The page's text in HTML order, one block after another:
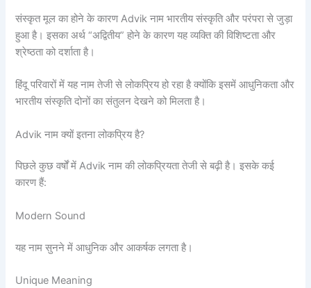
संस्कृत मूल का होने के कारण Advik नाम भारतीय संस्कृति और परंपरा से जुड़ा
हुआ है। इसका अर्थ “अद्वितीय” होने के कारण यह व्यक्ति की विशिष्टता और
श्रेष्ठता को दर्शाता है।
हिंदू परिवारों में यह नाम तेजी से लोकप्रिय हो रहा है क्योंकि इसमें आधुनिकता और
भारतीय संस्कृति दोनों का संतुलन देखने को मिलता है।
Advik नाम क्यों इतना लोकप्रिय है?
पिछले कुछ वर्षों में Advik नाम की लोकप्रियता तेजी से बढ़ी है। इसके कई
कारण हैं:
Modern Sound
यह नाम सुनने में आधुनिक और आकर्षक लगता है।
Unique Meaning